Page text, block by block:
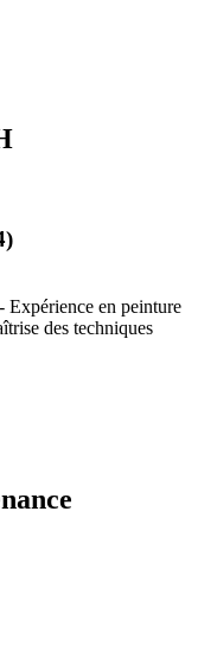
Expérience en peinture
des techniques